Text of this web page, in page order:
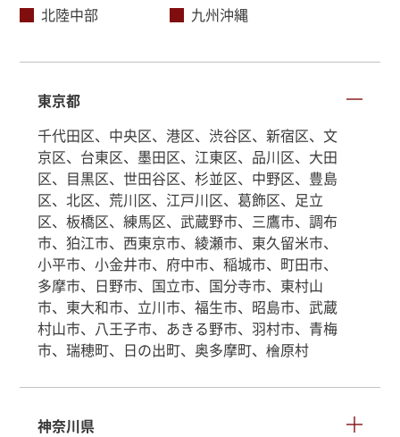
北陸中部
九州沖縄
東京都
千代田区、中央区、港区、渋谷区、新宿区、文
京区、台東区、墨田区、江東区、品川区、大田
区、目黒区、世田谷区、杉並区、中野区、豊島
区、北区、荒川区、江戸川区、葛飾区、足立
区、板橋区、練馬区、武蔵野市、三鷹市、調布
市、狛江市、西東京市、綾瀬市、東久留米市、
小平市、小金井市、府中市、稲城市、町田市、
多摩市、日野市、国立市、国分寺市、東村山
市、東大和市、立川市、福生市、昭島市、武蔵
村山市、八王子市、あきる野市、羽村市、青梅
市、瑞穂町、日の出町、奥多摩町、檜原村
神奈川県